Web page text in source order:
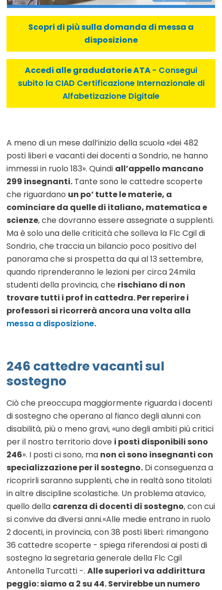
Scopri di più sulla domanda di messa a
disposizione
Accedi alle gradudatorie ATA- Consegui
subito la CIAD Certificazione Internazionale di
Alfabetizazione Digitale
A meno di un mese dall’inizio della scuola «dei 482
posti liberi e vacanti dei docenti a Sondrio, ne hanno
immessi in ruolo 183». Quindi all’appello mancano
299 insegnanti. Tante sono le cattedre scoperte
che riguardano un po’ tutte le materie, a
cominciare da quelle di italiano, matematica e
scienze, che dovranno essere assegnate a supplenti.
Ma è solo una delle criticità che solleva la Flc Cgil di
Sondrio, che traccia un bilancio poco positivo del
panorama che si prospetta da qui al 13 settembre,
quando riprenderanno le lezioni per circa 24mila
studenti della provincia, che rischiano di non
trovare tutti i prof in cattedra. Per reperire i
professori si ricorrerà ancora una volta alla
messa a disposizione.
246 cattedre vacanti sul
sostegno
Ciò che preoccupa maggiormente riguarda i docenti
di sostegno che operano al fianco degli alunni con
disabilità, più o meno gravi, «uno degli ambiti più critici
per il nostro territorio dove i posti disponibili sono
246». I posti ci sono, ma non ci sono insegnanti con
specializzazione per il sostegno. Di conseguenza a
ricoprirli saranno supplenti, che in realtà sono titolati
in altre discipline scolastiche. Un problema atavico,
quello della carenza di docenti di sostegno, con cui
si convive da diversi anni.«Alle medie entrano in ruolo
2 docenti, in provincia, con 38 posti liberi: rimangono
36 cattedre scoperte - spiega riferendosi ai posti di
sostegno la segretaria generale della Flc Cgil
Antonella Turcatti -. Alle superiori va addirittura
peggio: siamo a 2 su 44. Servirebbe un numero